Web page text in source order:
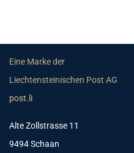
Eine Marke der
Liechtensteinischen Post AG
post.li
Alte Zollstrasse 11
9494 Schaan